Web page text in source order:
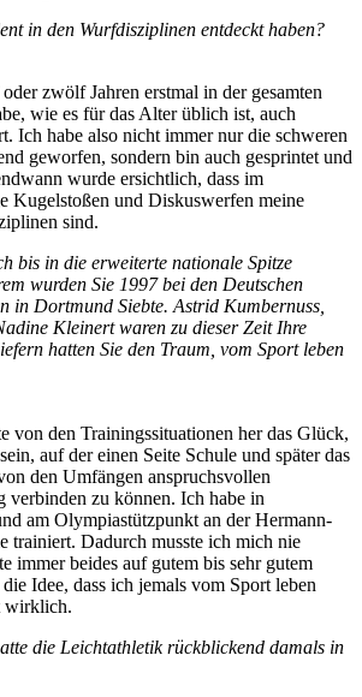
in den Wurfdisziplinen entdeckt haben?
zwölf Jahren erstmal in der gesamten
wie es für das Alter üblich ist, auch
Ich habe also nicht immer nur die schweren
geworfen, sondern bin auch gesprintet und
wurde ersichtlich, dass im
Kugelstoßen und Diskuswerfen meine
sind.
bis in die erweiterte nationale Spitze
wurden Sie 1997 bei den Deutschen
in Dortmund Siebte. Astrid Kumbernuss,
Kleinert waren zu dieser Zeit Ihre
hatten Sie den Traum, vom Sport leben
von den Trainingssituationen her das Glück,
auf der einen Seite Schule und später das
den Umfängen anspruchsvollen
verbinden zu können. Ich habe in
am Olympiastützpunkt an der Hermann-
trainiert. Dadurch musste ich mich nie
immer beides auf gutem bis sehr gutem
Idee, dass ich jemals vom Sport leben
wirklich.
die Leichtathletik rückblickend damals in